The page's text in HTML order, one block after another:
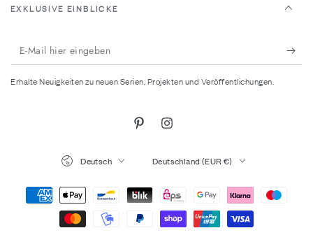
EXKLUSIVE EINBLICKE
E-
Mail
hier
Erhalte Neuigkeiten zu neuen Serien, Projekten und Veröffentlichungen.
PinterestInstagram
Deutsch Deutschland (EUR €)
Zahlungsmöglichkeiten